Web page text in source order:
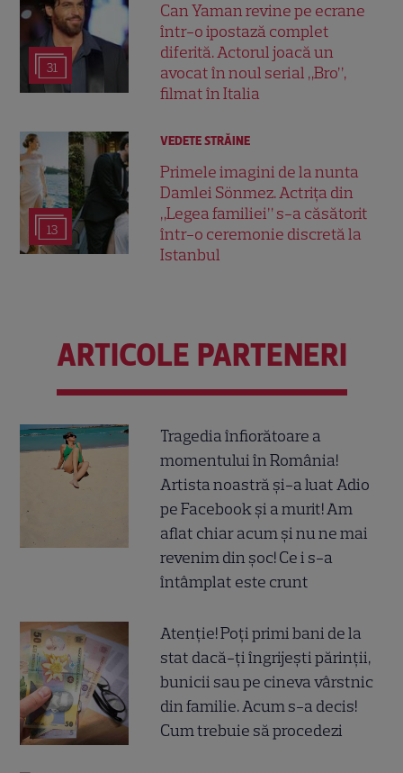
31
Can Yaman revine pe ecrane
într-o ipostază complet
diferită. Actorul joacă un
avocat în noul serial „Bro”,
filmat în Italia
13
VEDETE STRĂINE
Primele imagini de la nunta
Damlei Sönmez. Actrița din
„Legea familiei” s-a căsătorit
într-o ceremonie discretă la
Istanbul
ARTICOLE PARTENERI
Tragedia înfiorătoare a
momentului în România!
Artista noastră și-a luat Adio
pe Facebook și a murit! Am
aflat chiar acum și nu ne mai
revenim din șoc! Ce i s-a
întâmplat este crunt
Atenție! Poți primi bani de la
stat dacă-ți îngrijești părinții,
bunicii sau pe cineva vârstnic
din familie. Acum s-a decis!
Cum trebuie să procedezi